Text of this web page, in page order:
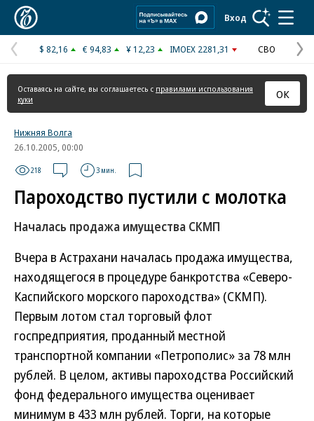
Вход
Предыдущая
страница
$ 82,16 € 94,83 ¥ 12,23 IMOEX 2281,31 СВО
Оставаясь на сайте, вы соглашаетесь с правилами использования
куки
ОК
Нижняя Волга
26.10.2005, 00:00
218 3 мин.
Пароходство пустили с молотка
Началась продажа имущества СКМП
Вчера в Астрахани началась продажа имущества,
находящегося в процедуре банкротства «Северо-
Каспийского морского пароходства» (СКМП).
Первым лотом стал торговый флот
госпредприятия, проданный местной
транспортной компании «Петрополис» за 78 млн
рублей. В целом, активы пароходства Российский
фонд федерального имущества оценивает
минимум в 433 млн рублей. Торги, на которые